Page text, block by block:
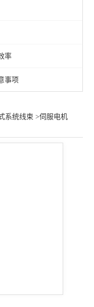
率
事项
系统线束 >伺服电机